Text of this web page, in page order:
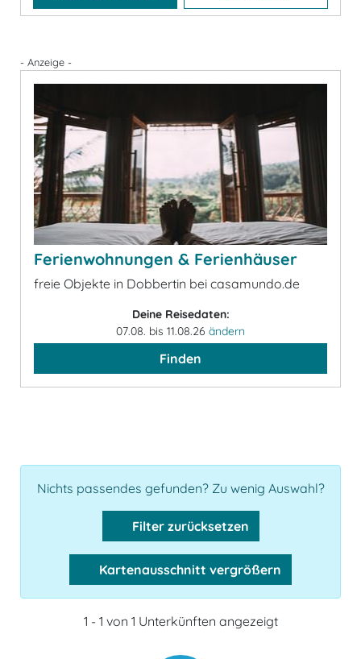
- Anzeige -
Ferienwohnungen & Ferienhäuser
freie Objekte in Dobbertin bei casamundo.de
Deine Reisedaten:
07.08. bis 11.08.26 ändern
Finden
Nichts passendes gefunden? Zu wenig Auswahl?
Filter zurücksetzen
Kartenausschnitt vergrößern
1 - 1 von 1 Unterkünften angezeigt